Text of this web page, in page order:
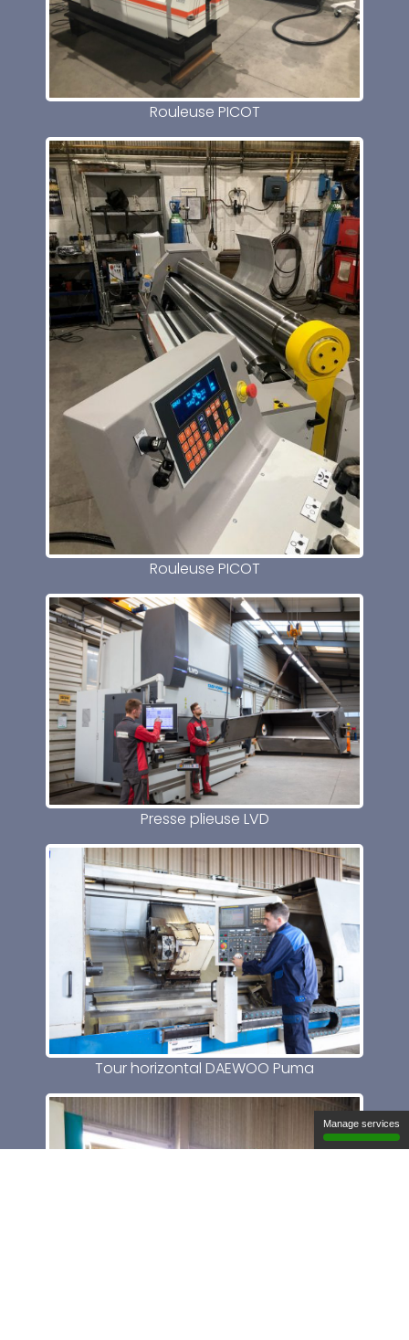
Rouleuse PICOT
Rouleuse PICOT
Presse plieuse LVD
Tour horizontal DAEWOO Puma
Manage services